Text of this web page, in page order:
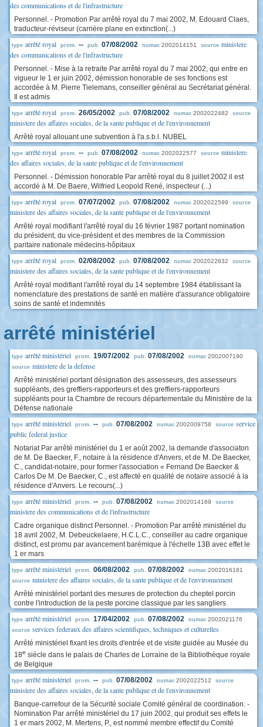
des communications et de l'infrastructure
Personnel. - Promotion Par arrêté royal du 7 mai 2002, M. Edouard Claes,
traducteur-réviseur (carrière plane en extinction(...)
type arrêté royal prom. -- pub. 07/08/2002 numac 2002014151 source ministere
des communications et de l'infrastructure
Personnel. - Mise à la retraite Par arrêté royal du 7 mai 2002, qui entre en
vigueur le 1 er juin 2002, démission honorable de ses fonctions est
accordée à M. Pierre Tielemans, conseiller général au Secrétariat général.
Il est admis
type arrêté royal prom. 26/05/2002 pub. 07/08/2002 numac 2002022482 source
ministere des affaires sociales, de la sante publique et de l'environnement
Arrêté royal allouant une subvention à l'a.s.b.l. NUBEL
type arrêté royal prom. -- pub. 07/08/2002 numac 2002022577 source ministere
des affaires sociales, de la sante publique et de l'environnement
Personnel. - Démission honorable Par arrêté royal du 8 juillet 2002 il est
accordé à M. De Baere, Wilfried Leopold René, inspecteur (...)
type arrêté royal prom. 07/07/2002 pub. 07/08/2002 numac 2002022599 source
ministere des affaires sociales, de la sante publique et de l'environnement
Arrêté royal modifiant l'arrêté royal du 16 février 1987 portant nomination
du président, du vice-président et des membres de la Commission
paritaire nationale médecins-hôpitaux
type arrêté royal prom. 02/08/2002 pub. 07/08/2002 numac 2002022632 source
ministere des affaires sociales, de la sante publique et de l'environnement
Arrêté royal modifiant l'arrêté royal du 14 septembre 1984 établissant la
nomenclature des prestations de santé en matière d'assurance obligatoire
soins de santé et indemnités
arrêté ministériel
type arrêté ministériel prom. 19/07/2002 pub. 07/08/2002 numac 2002007190
source ministere de la defense
Arrêté ministériel portant désignation des assesseurs, des assesseurs
suppléants, des greffiers-rapporteurs et des greffiers-rapporteurs
suppléants pour la Chambre de recours départementale du Ministère de la
Défense nationale
type arrêté ministériel prom. -- pub. 07/08/2002 numac 2002009758 source service
public federal justice
Notariat Par arrêté ministériel du 1 er août 2002, la demande d'associaton
de M. De Baecker, F., notaire à la résidence d'Anvers, et de M. De Baecker,
C., candidat-notaire, pour former l'association « Fernand De Baecker &
Carlos De M. De Baecker, C., est affecté en qualité de notaire associé à la
résidence d'Anvers. Le recours(...)
type arrêté ministériel prom. -- pub. 07/08/2002 numac 2002014169 source
ministere des communications et de l'infrastructure
Cadre organique distinct Personnel. - Promotion Par arrêté ministériel du
18 avril 2002, M. Debeuckelaere, H.C.L.C., conseiller au cadre organique
distinct, est promu par avancement barémique à l'échelle 13B avec effet le
1 er mars
type arrêté ministériel prom. 06/08/2002 pub. 07/08/2002 numac 2002016181
source ministere des affaires sociales, de la sante publique et de l'environnement
Arrêté ministériel portant des mesures de protection du cheptel porcin
contre l'introduction de la peste porcine classique par les sangliers
type arrêté ministériel prom. 17/04/2002 pub. 07/08/2002 numac 2002021176
source services federaux des affaires scientifiques, techniques et culturelles
Arrêté ministériel fixant les droits d'entrée et de visite guidée au Musée du
18e siècle dans le palais de Charles de Lorraine de la Bibliothèque royale
de Belgique
type arrêté ministériel prom. -- pub. 07/08/2002 numac 2002022512 source
ministere des affaires sociales, de la sante publique et de l'environnement
Banque-carrefour de la Sécurité sociale Comité général de coordination. -
Nomination Par arrêté ministériel du 17 juin 2002, qui produit ses effets le
1 er mars 2002, M. Mertens, P., est nommé membre effectif du Comité